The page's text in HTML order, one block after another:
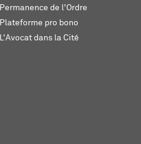
Permanence de l'Ordre
Plateforme pro bono
L'Avocat dans la Cité